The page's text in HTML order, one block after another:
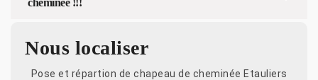
Nous localiser
Pose et répartion de chapeau de cheminée Etauliers